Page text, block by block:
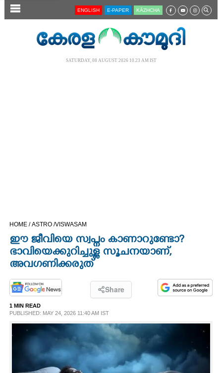
SECTIONS
OPINION
PHOTOS
LIFESTYLE
ENGLISH E-PAPER KĀZHCHA
SATURDAY, 08 AUGUST 2026 10.23 AM IST
HOME /ASTRO /VISWASAM
ഈ ജീവിയെ സ്വപ്നം കാണാറുണ്ടോ?
ഭാവിയെക്കുറിച്ചുള്ള സൂചനയാണ്,
അവഗണിക്കരുത്
Share
1 MIN READ
PUBLISHED: MAY 24, 2026 11:40 AM IST